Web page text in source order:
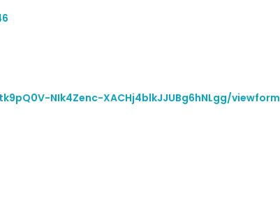
NIk4Zenc-XACHj4blkJJUBg6hNLgg/viewform